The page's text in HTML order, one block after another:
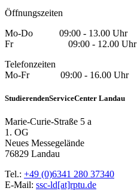
Öffnungszeiten
Mo-Do 09:00 - 13.00 Uhr
Fr 09:00 - 12.00 Uhr
Telefonzeiten
Mo-Fr 09:00 - 16.00 Uhr
StudierendenServiceCenter Landau
Marie-Curie-Straße 5 a
1. OG
Neues Messegelände
76829 Landau
Tel.: +49 (0)6341 280 37340
E-Mail: ssc-ld[at]rptu.de